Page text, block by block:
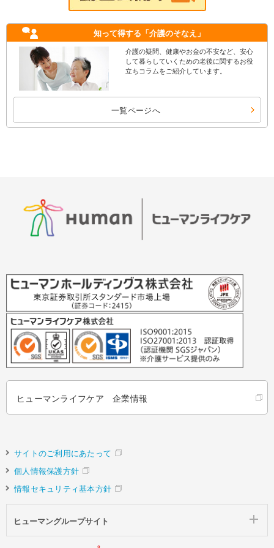
知って得する 「介護のそなえ」
介護の疑問、健康やお金の不安など、安心
して暮らしていくための老後に関するお役
立ちコラムをご紹介しています。
一覧ページへ
ヒューマンライフケア 企業情報
サイトのご利用にあたって
個人情報保護方針
情報セキュリティ基本方針
ヒューマングループサイト